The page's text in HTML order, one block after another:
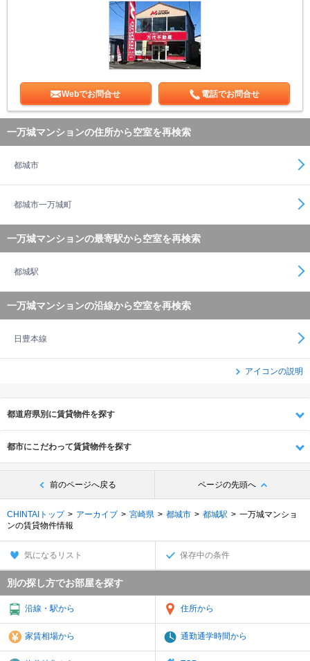
Webでお問合せ 電話でお問合せ
一万城マンションの住所から空室を再検索
都城市
都城市一万城町
一万城マンションの最寄駅から空室を再検索
都城駅
一万城マンションの沿線から空室を再検索
日豊本線
アイコンの説明
都道府県別に賃貸物件を探す
都市にこだわって賃貸物件を探す
前のページへ戻る ページの先頭へ
CHINTAIトップ アーカイブ 宮崎県 都城市 都城駅
一万城マンショ
ンの賃貸物件情報
気になるリスト 保存中の条件
別の探し方でお部屋を探す
沿線・駅から 住所から
家賃相場から 通勤通学時間から